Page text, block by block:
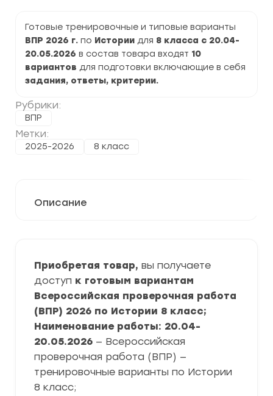
Готовые тренировочные и типовые варианты
ВПР 2026 г. по Истории для 8 класса с 20.04-
20.05.2026 в состав товара входят 10
вариантов для подготовки включающие в себя
задания, ответы, критерии.
Рубрики:
ВПР
Метки:
2025-2026 8 класс
задания
и
ответы
Описание
Приобретая товар, вы получаете
доступ к готовым вариантам
Всероссийская проверочная работа
(ВПР) 2026 по Истории 8 класс;
Наименование работы: 20.04-
20.05.2026 — Всероссийская
проверочная работа (ВПР) —
тренировочные варианты по Истории
8 класс;